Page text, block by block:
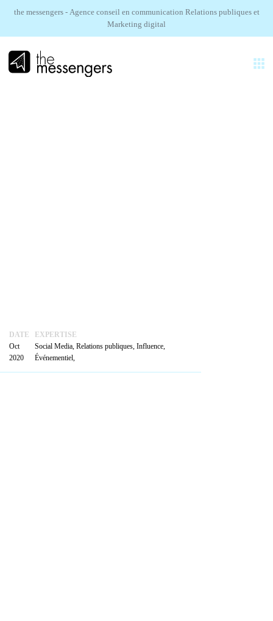
the messengers - Agence conseil en communication Relations publiques et
Marketing digital
DATE
Oct
2020
EXPERTISE
Social Media, Relations publiques, Influence,
Événementiel,